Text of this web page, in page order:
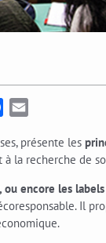
Facebook
présente les
la recherche de
encore les
Il